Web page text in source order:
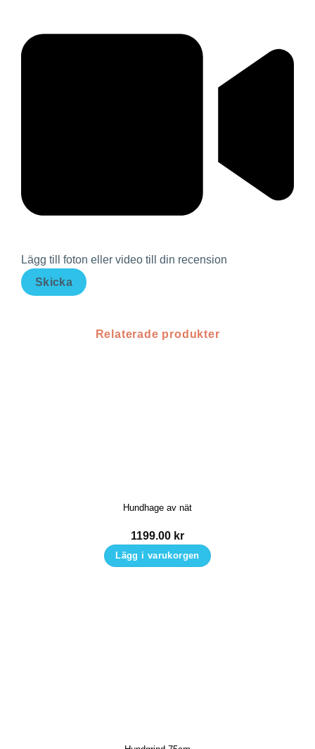
Lägg till foton eller video till din recension
Skicka
Relaterade produkter
Hundhage av nät
1199.00 kr
Lägg i varukorgen